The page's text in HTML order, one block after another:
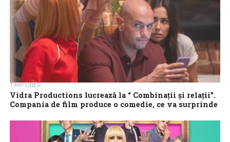
TIMP LIBER
Vidra Productions lucrează la “ Combinații și relații”.
Compania de film produce o comedie, ce va surprinde
Pentru a treia oară în acest an, Vidra Productions intră pe
platourile de filmare, de data aceasta cu “Combinații și relații”, o...